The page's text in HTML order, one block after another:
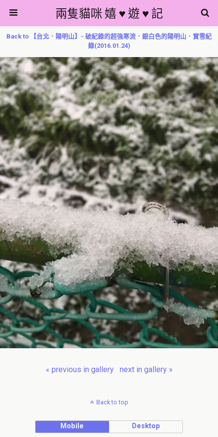
兩隻貓咪 嬉 ♥ 遊 ♥ 記
Back to 【台北．陽明山】- 破紀錄的超強寒流．銀白色的陽明山．賞雪紀
錄(2016.01.24)
« previous in gallery next in gallery »
Back to top
Mobile Desktop